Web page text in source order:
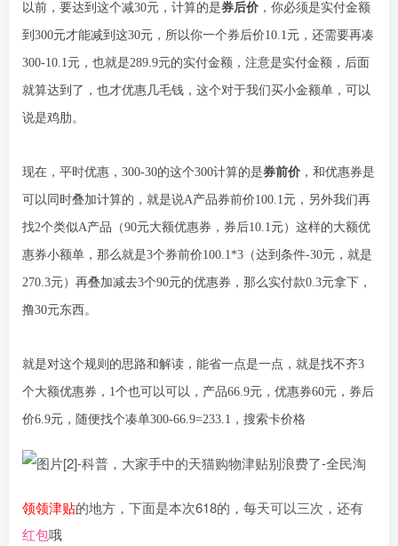
以前，要达到这个减30元，计算的是券后价 ，你必须是实付金额
到300元才能减到这30元，所以你一个券后价10.1元，还需要再凑
300-10.1元，也就是289.9元的实付金额，注意是实付金额，后面
就算达到了，也才优惠几毛钱，这个对于我们买小金额单，可以
说是鸡肋。
现在，平时优惠，300-30的这个300计算的是券前价 ，和优惠券是
可以同时叠加计算的，就是说A产品券前价100.1元，另外我们再
找2个类似A产品（90元大额优惠券，券后10.1元）这样的大额优
惠券小额单，那么就是3个券前价100.1*3（达到条件-30元，就是
270.3元）再叠加减去3个90元的优惠券，那么实付款0.3元拿下，
撸30元东西。
就是对这个规则的思路和解读，能省一点是一点，就是找不齐3
个大额优惠券，1个也可以可以，产品66.9元，优惠券60元，券后
价6.9元，随便找个凑单300-66.9=233.1，搜索卡价格
领领津贴的地方，下面是本次618的，每天可以三次，还有
红包哦